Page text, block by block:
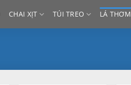
CHAI XỊT TÚI TREO LÁ THƠM